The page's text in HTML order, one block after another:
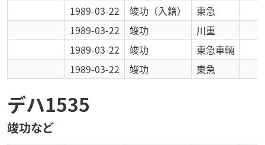
1989-03-22
竣功 （入籍）
東急
1989-03-22
竣功
川重
1989-03-22
竣功
東急車輛
1989-03-22
竣功 東急
デハ1535
竣功など